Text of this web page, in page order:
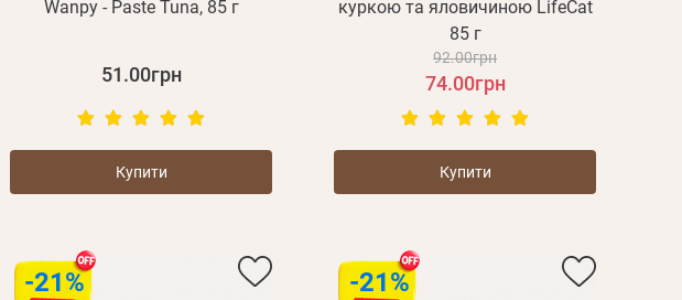
Wanpy - Paste Tuna, 85 г
51.00грн
Купити
куркою та яловичиною LifeCat
85 г
92.00грн
74.00грн
Купити
-21% -21%